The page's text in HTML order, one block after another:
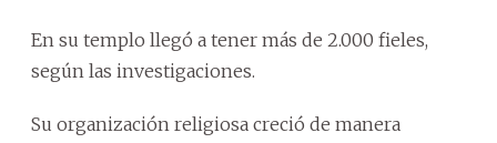
En su templo llegó a tener más de 2.000 fieles,
según las investigaciones.
Su organización religiosa creció de manera